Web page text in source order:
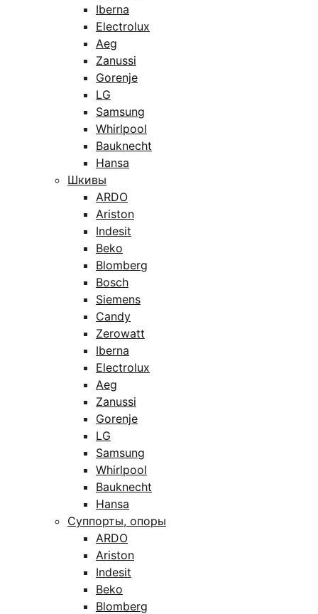
Iberna
Electrolux
Aeg
Zanussi
Gorenje
LG
Samsung
Whirlpool
Bauknecht
Hansa
Шкивы
ARDO
Ariston
Indesit
Beko
Blomberg
Bosch
Siemens
Candy
Zerowatt
Iberna
Electrolux
Aeg
Zanussi
Gorenje
LG
Samsung
Whirlpool
Bauknecht
Hansa
Суппорты, опоры
ARDO
Ariston
Indesit
Beko
Blomberg